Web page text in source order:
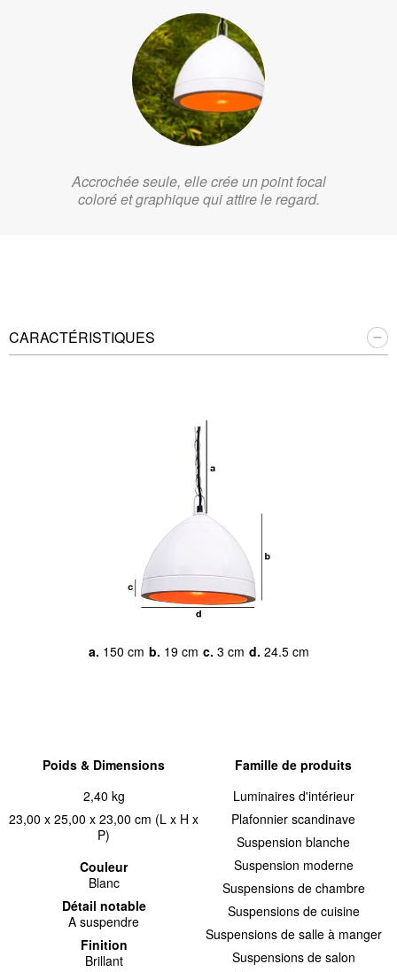
Accrochée seule, elle crée un point focal
coloré et graphique qui attire le regard.
CARACTÉRISTIQUES
a. 150 cm b. 19 cm c. 3 cm d. 24.5 cm
Poids & Dimensions
2,40 kg
23,00 x 25,00 x 23,00 cm (L x H x
P)
Couleur
Blanc
Détail notable
A suspendre
Finition
Brillant
Famille de produits
Luminaires d'intérieur
Plafonnier scandinave
Suspension blanche
Suspension moderne
Suspensions de chambre
Suspensions de cuisine
Suspensions de salle à manger
Suspensions de salon